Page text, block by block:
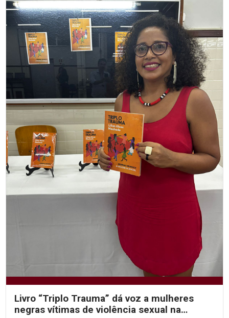
Livro “Triplo Trauma” dá voz a mulheres
negras vítimas de violência sexual na